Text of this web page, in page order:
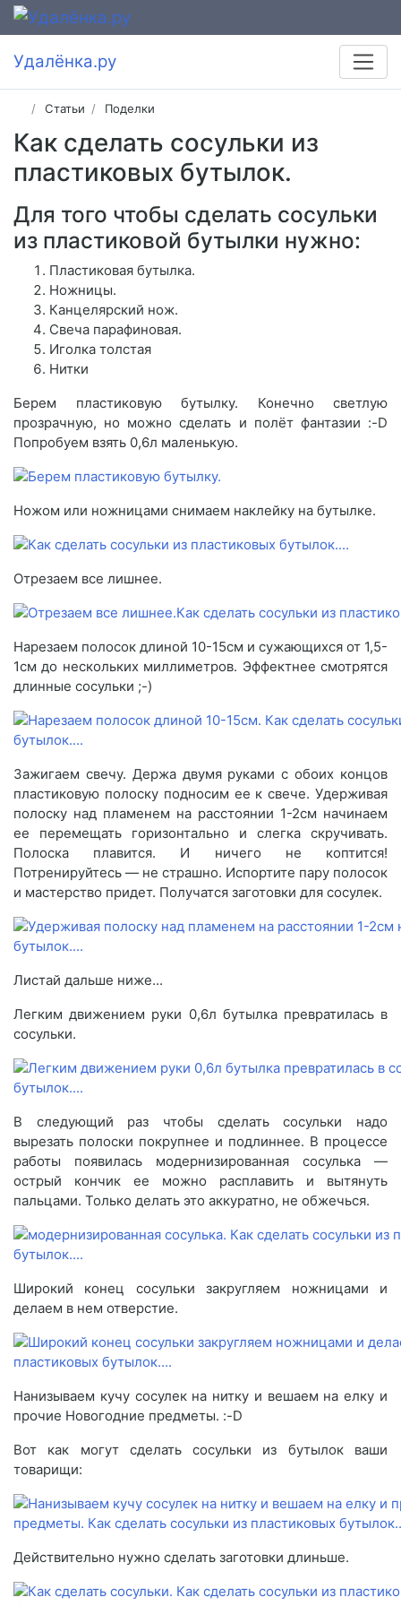
Удалёнка.ру
Статьи Поделки
Как сделать сосульки из
пластиковых бутылок.
Для того чтобы сделать сосульки
из пластиковой бутылки нужно:
Пластиковая бутылка.
Ножницы.
Канцелярский нож.
Свеча парафиновая.
Иголка толстая
Нитки
Берем пластиковую бутылку. Конечно светлую
прозрачную, но можно сделать и полёт фантазии :-D
Попробуем взять 0,6л маленькую.
Ножом или ножницами снимаем наклейку на бутылке.
Отрезаем все лишнее.
Нарезаем полосок длиной 10-15см и сужающихся от 1,5-
1см до нескольких миллиметров. Эффектнее смотрятся
длинные сосульки ;-)
Зажигаем свечу. Держа двумя руками с обоих концов
пластиковую полоску подносим ее к свече. Удерживая
полоску над пламенем на расстоянии 1-2см начинаем
ее перемещать горизонтально и слегка скручивать.
Полоска плавится. И ничего не коптится!
Потренируйтесь — не страшно. Испортите пару полосок
и мастерство придет. Получатся заготовки для сосулек.
Листай дальше ниже...
Легким движением руки 0,6л бутылка превратилась в
сосульки.
В следующий раз чтобы сделать сосульки надо
вырезать полоски покрупнее и подлиннее. В процессе
работы появилась модернизированная сосулька —
острый кончик ее можно расплавить и вытянуть
пальцами. Только делать это аккуратно, не обжечься.
Широкий конец сосульки закругляем ножницами и
делаем в нем отверстие.
Нанизываем кучу сосулек на нитку и вешаем на елку и
прочие Новогодние предметы. :-D
Вот как могут сделать сосульки из бутылок ваши
товарищи:
Действительно нужно сделать заготовки длиньше.